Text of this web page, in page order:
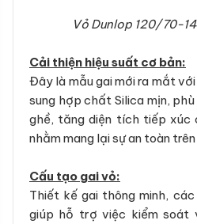
Vỏ Dunlop 120/70-
Cải thiện hiệu suất cơ bản:
Đây là mẫu gai mới ra mắt
sung hợp chất Silica mịn,
ghề, tăng diện tích tiếp
nhằm mang lại sự an toàn
Cấu tạo gai vỏ:
Thiết kế gai thông minh,
giúp hỗ trợ việc kiểm